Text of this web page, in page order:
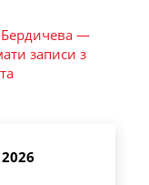
Бердичева —
записи з